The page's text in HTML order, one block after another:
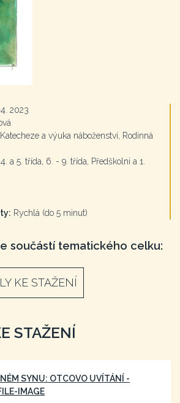
2023
a výuka náboženství, Rodinná
a 5. třída, 6. - 9. třída, Předškolní a 1.
Rychlá (do 5 minut)
součástí tematického celku:
KE STAŽENÍ
STAŽENÍ
SYNU: OTCOVO UVÍTÁNÍ -
IMAGE